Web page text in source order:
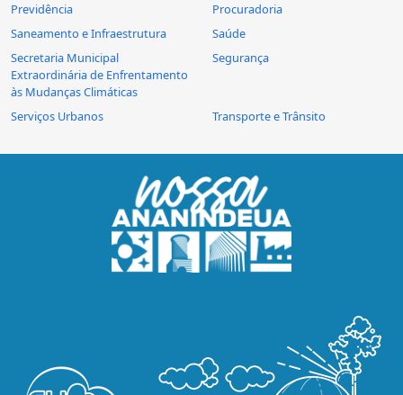
Previdência
Procuradoria
Saneamento e Infraestrutura
Saúde
Secretaria Municipal
Extraordinária de Enfrentamento
às Mudanças Climáticas
Segurança
Serviços Urbanos Transporte e Trânsito